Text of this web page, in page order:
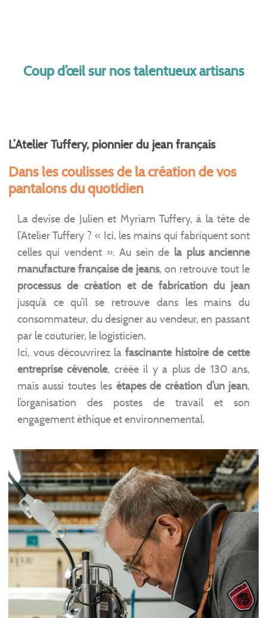
Coup d’œil sur nos talentueux artisans
L’Atelier Tuffery, pionnier du jean français
Dans les coulisses de la création de vos
pantalons du quotidien
La devise de Julien et Myriam Tuffery, à la tête de
l’Atelier Tuffery ? « Ici, les mains qui fabriquent sont
celles qui vendent ». Au sein de la plus ancienne
manufacture française de jeans, on retrouve tout le
processus de création et de fabrication du jean
jusqu’à ce qu’il se retrouve dans les mains du
consommateur, du designer au vendeur, en passant
par le couturier, le logisticien.
Ici, vous découvrirez lafascinante histoire de cette
entreprise cévenole, créée il y a plus de 130 ans,
mais aussi toutes les étapes de création d’un jean,
l’organisation des postes de travail et son
engagement éthique et environnemental.